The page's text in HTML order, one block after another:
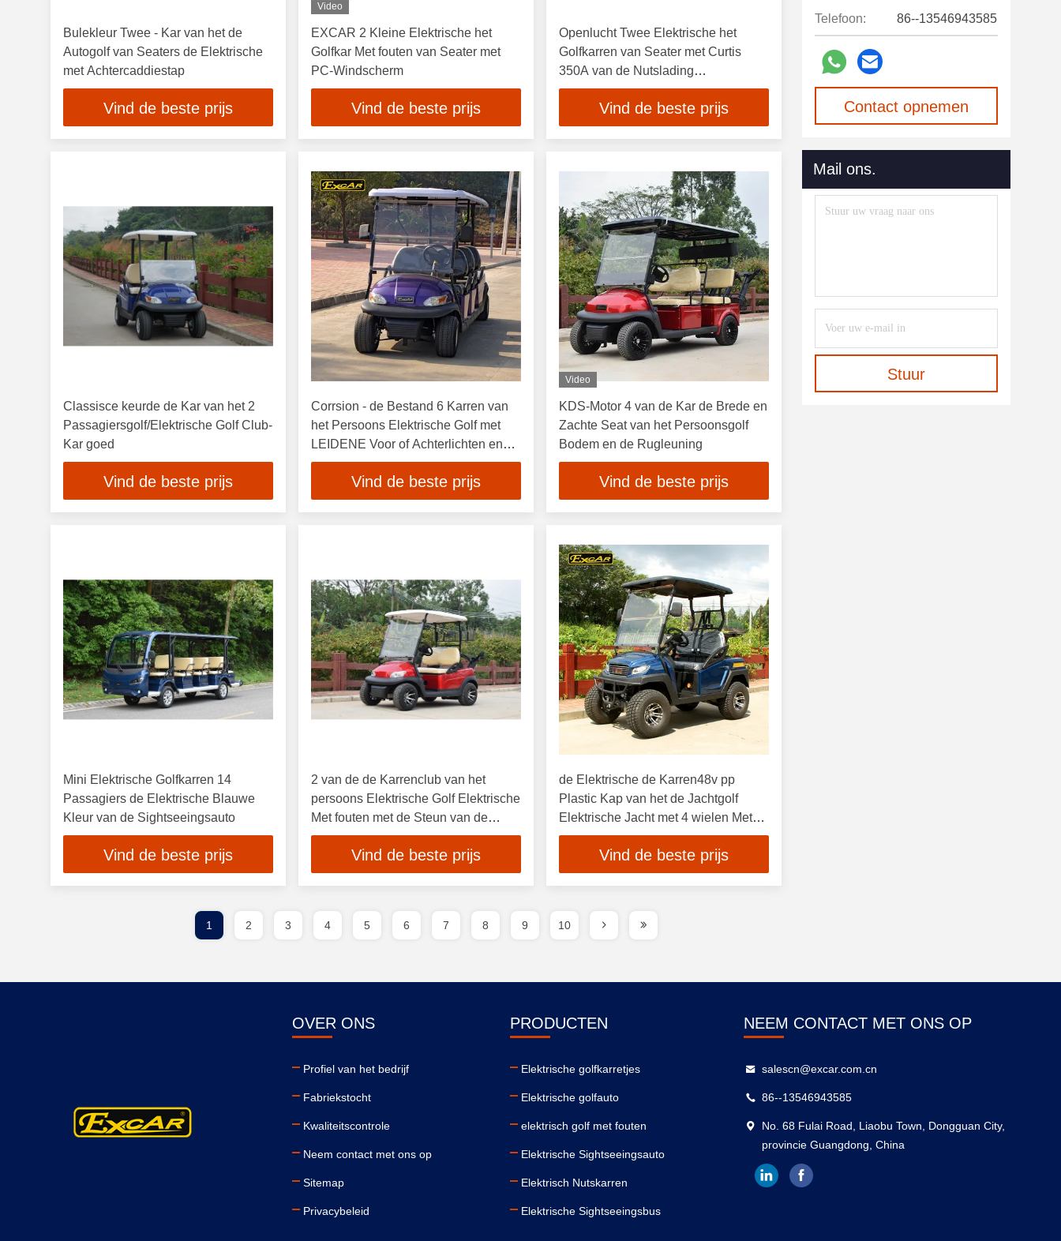
Bulekleur Twee - Kar van het de
Autogolf van Seaters de Elektrische
met Achtercaddiestap
Vind de beste prijs
Video
EXCAR 2 Kleine Elektrische het
Golfkar Met fouten van Seater met
PC-Windscherm
Vind de beste prijs
Openlucht Twee Elektrische het
Golfkarren van Seater met Curtis
350A van de Nutslading
Controlemechanisme
Vind de beste prijs
Classisce keurde de Kar van het 2
Passagiersgolf/Elektrische Golf Club-
Kar goed
Vind de beste prijs
Corrsion - de Bestand 6 Karren van
het Persoons Elektrische Golf met
LEIDENE Voor of Achterlichten en
Hoorn
Vind de beste prijs
Video
KDS-Motor 4 van de Kar de Brede en
Zachte Seat van het Persoonsgolf
Bodem en de Rugleuning
Vind de beste prijs
Mini Elektrische Golfkarren 14
Passagiers de Elektrische Blauwe
Kleur van de Sightseeingsauto
Vind de beste prijs
2 van de de Karrenclub van het
persoons Elektrische Golf Elektrische
Met fouten met de Steun van de
Golfzak met Ce-Certificatie
Vind de beste prijs
de Elektrische de Karren48v pp
Plastic Kap van het de Jachtgolf
Elektrische Jacht met 4 wielen Met
fouten
Vind de beste prijs
OEM Van De Clubauto Delen
(10)
Gebruikte Elektrische Golfkarren
(17)
Telefoon: 86--13546943585
Contact opnemen
Mail ons.
Stuur
1 2 3 4 5 6 7 8 9 10
OVER ONS
Profiel van het bedrijf
Fabriekstocht
Kwaliteitscontrole
Neem contact met ons op
Sitemap
Privacybeleid
PRODUCTEN
Elektrische golfkarretjes
Elektrische golfauto
elektrisch golf met fouten
Elektrische Sightseeingsauto
Elektrisch Nutskarren
Elektrische Sightseeingsbus
NEEM CONTACT MET ONS OP
salescn@excar.com.cn
86--13546943585
No. 68 Fulai Road, Liaobu Town, Dongguan City,
provincie Guangdong, China